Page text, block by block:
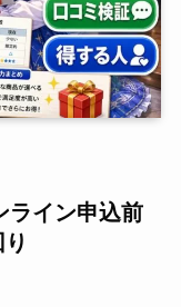
ライン申込前